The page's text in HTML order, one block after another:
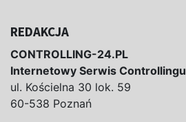
REDAKCJA
CONTROLLING-24.PL
Internetowy Serwis Controllingu
ul. Kościelna 30 lok. 59
60-538 Poznań